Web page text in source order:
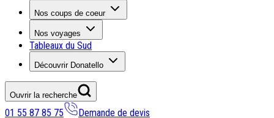
Nos coups de coeur
Nos voyages
Tableaux du Sud
Découvrir Donatello
Ouvrir la recherche
01 55 87 85 75 Demande de devis